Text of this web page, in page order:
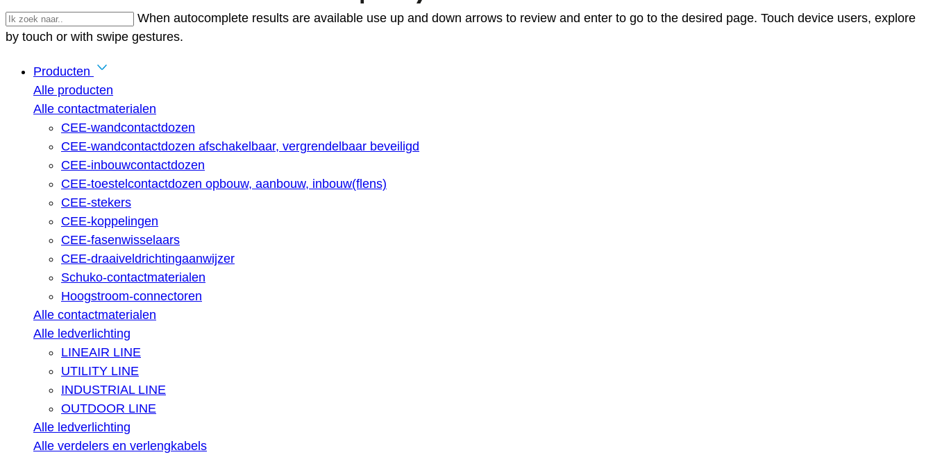
When autocomplete results are available use up and down arrows to review and enter to go to the desired page. Touch device users, explore
by touch or with swipe gestures.
Producten
Alle producten
Alle contactmaterialen
CEE-wandcontactdozen
CEE-wandcontactdozen afschakelbaar, vergrendelbaar beveiligd
CEE-inbouwcontactdozen
CEE-toestelcontactdozen opbouw, aanbouw, inbouw(flens)
CEE-stekers
CEE-koppelingen
CEE-fasenwisselaars
CEE-draaiveldrichtingaanwijzer
Schuko-contactmaterialen
Hoogstroom-connectoren
Alle contactmaterialen
Alle ledverlichting
LINEAIR LINE
UTILITY LINE
INDUSTRIAL LINE
OUTDOOR LINE
Alle ledverlichting
Alle verdelers en verlengkabels